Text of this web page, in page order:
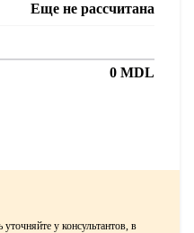
Еще не рассчитана
0 MDL
у консультантов, в